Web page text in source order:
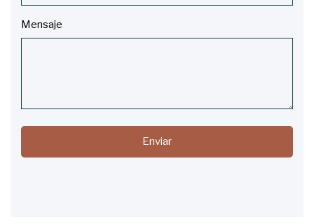
Mensaje
Enviar